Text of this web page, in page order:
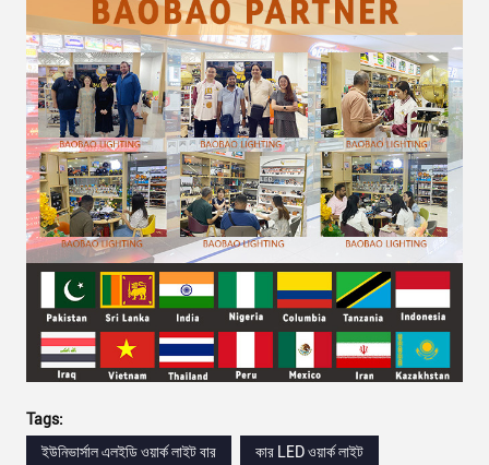
Tags:
ইউনিভার্সাল এলইডি ওয়ার্ক লাইট বার
কার LED ওয়ার্ক লাইট